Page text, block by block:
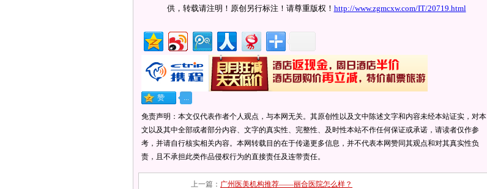
供，转载请注明！原创另行标注！请尊重版权！ http://www.zgmcxw.com/IT/20719.html
免责声明：本文仅代表作者个人观点，与本网无关。其原创性以及文中陈述文字和内容未经本站证实，对本
文以及其中全部或者部分内容、文字的真实性、完整性、及时性本站不作任何保证或承诺，请读者仅作参
考，并请自行核实相关内容。本网转载目的在于传递更多信息，并不代表本网赞同其观点和对其真实性负
责，且不承担此类作品侵权行为的直接责任及连带责任。
上一篇： 广州医美机构推荐——丽合医院怎么样？